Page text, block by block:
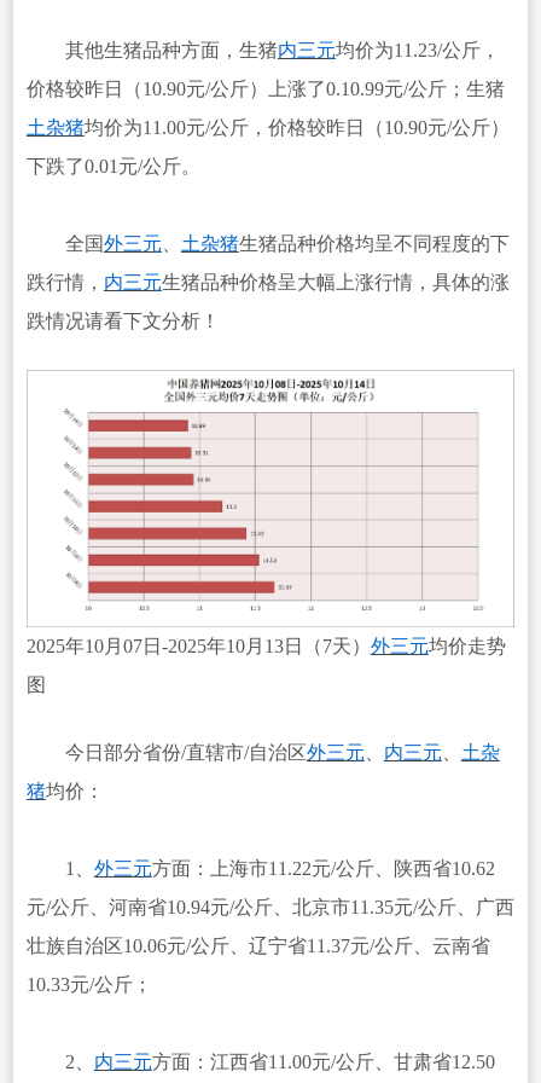
其他生猪品种方面，生猪内三元均价为11.23/公斤，
价格较昨日（10.90元/公斤）上涨了0.10.99元/公斤；生猪
土杂猪均价为11.00元/公斤，价格较昨日（10.90元/公斤）
下跌了0.01元/公斤。
全国外三元 土杂猪生猪品种价格均呈不同程度的下
跌行情， 内三元生猪品种价格呈大幅上涨行情，具体的涨
跌情况请看下文分析！
2025年10月07日-2025年10月13日（7天） 外三元均价走势
图
今日部分省份/直辖市/自治区外三元、 内三元、 土杂
猪均价：
1、 外三元方面：上海市11.22元/公斤、陕西省10.62
元/公斤、河南省10.94元/公斤、北京市11.35元/公斤、广西
壮族自治区10.06元/公斤、辽宁省11.37元/公斤、云南省
10.33元/公斤；
2、 内三元方面：江西省11.00元/公斤、甘肃省12.50